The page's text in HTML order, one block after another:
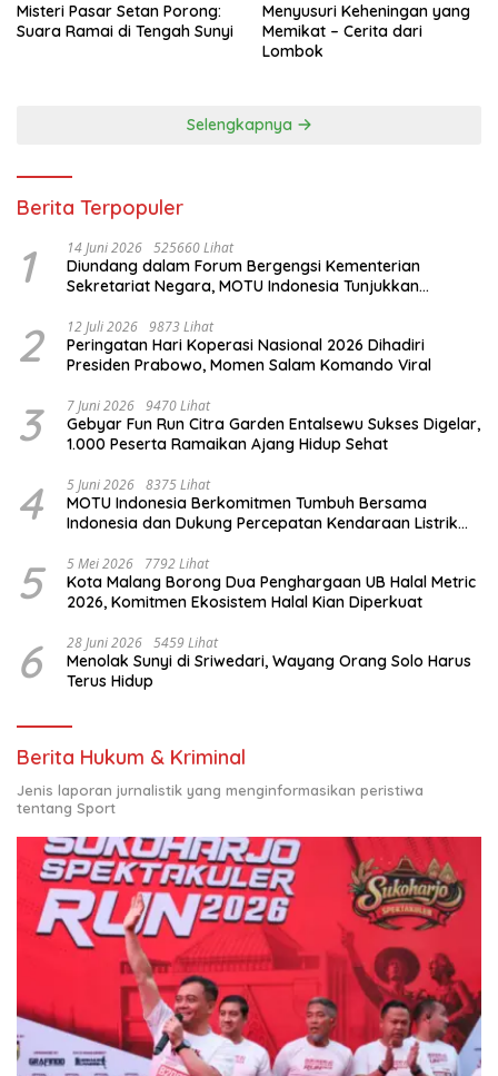
Misteri Pasar Setan Porong:
Suara Ramai di Tengah Sunyi
Menyusuri Keheningan yang
Memikat – Cerita dari
Lombok
Selengkapnya
Berita Terpopuler
1 14 Juni 2026 525660 Lihat
Diundang dalam Forum Bergengsi Kementerian
Sekretariat Negara, MOTU Indonesia Tunjukkan
2 12 Juli 2026 9873 Lihat
Peringatan Hari Koperasi Nasional 2026 Dihadiri
Presiden Prabowo, Momen Salam Komando Viral
3 7 Juni 2026 9470 Lihat
Gebyar Fun Run Citra Garden Entalsewu Sukses Digelar,
1.000 Peserta Ramaikan Ajang Hidup Sehat
4 5 Juni 2026 8375 Lihat
MOTU Indonesia Berkomitmen Tumbuh Bersama
Indonesia dan Dukung Percepatan Kendaraan Listrik
5 5 Mei 2026 7792 Lihat
Kota Malang Borong Dua Penghargaan UB Halal Metric
2026, Komitmen Ekosistem Halal Kian Diperkuat
6 28 Juni 2026 5459 Lihat
Menolak Sunyi di Sriwedari, Wayang Orang Solo Harus
Terus Hidup
Berita Hukum & Kriminal
Jenis laporan jurnalistik yang menginformasikan peristiwa
tentang Sport